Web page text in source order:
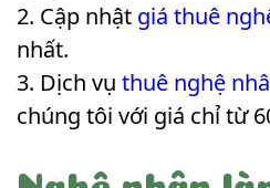
Cập nhật giá thuê
nhất.
Dịch vụ thuê nghệ
chúng tôi với giá chỉ từ
Nghệ nhân